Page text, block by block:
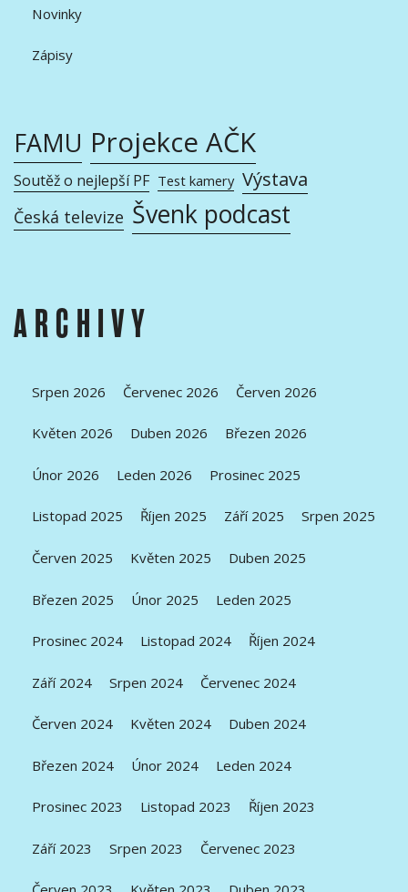
Novinky
Zápisy
FAMU Projekce AČK
Soutěž o nejlepší PF Test kamery Výstava
Česká televize Švenk podcast
ARCHIVY
Srpen 2026 Červenec 2026 Červen 2026
Květen 2026 Duben 2026 Březen 2026
Únor 2026 Leden 2026 Prosinec 2025
Listopad 2025 Říjen 2025 Září 2025 Srpen 2025
Červen 2025 Květen 2025 Duben 2025
Březen 2025 Únor 2025 Leden 2025
Prosinec 2024 Listopad 2024 Říjen 2024
Září 2024 Srpen 2024 Červenec 2024
Červen 2024 Květen 2024 Duben 2024
Březen 2024 Únor 2024 Leden 2024
Prosinec 2023 Listopad 2023 Říjen 2023
Září 2023 Srpen 2023 Červenec 2023